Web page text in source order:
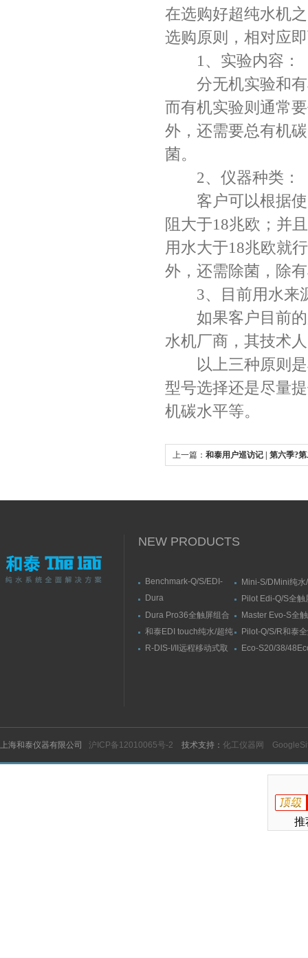
在选购好超纯水机
选购原则，相对
1、实验内容：
分无机实验和有
而有机实验则通常
外，还需要总有机
菌。
2、仪器种类：
客户可以根据使
阻大于18兆欧；并
用水大于18兆欧就
外，还需除菌，
3、目前用水来
如果客户目前的
水机厂商，其技术
以上三种原则是
型号选择还是尽量
机碳水平等。
上一篇： 和泰用户巡访记 | 第六季?
NEW PRODUCTS
Benchmark-Q/S/EDI-
直供水纯水/超纯水机
Mini-S/DMini纯水
水机
Dura
触屏智能型超纯水系统
Pilot Edi-Q/S全触
式纯水/超纯水系
Dura Pro36全触屏组合
式超纯水系统
Master Evo-S全
流量纯水/超纯水
和泰EDI touch纯水/超纯
水机
Pilot-Q/S/R和泰
纯水/超纯水机
R-DIS-I/II远程移动式取
Eco-S20/38/
上海和泰仪器有限公司 沪ICP备12010065号-2 技术支持： 化工仪器网
推